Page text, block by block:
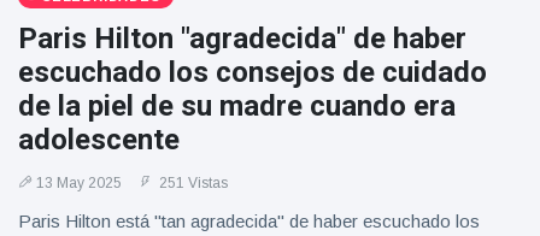
Geburtstag
und tanzt
zu
Mariachi-
Band
Vistas
Paris Hilton "agradecida" de haber
escuchado los consejos de cuidado
de la piel de su madre cuando era
adolescente
13 May 2025 251 Vistas
Paris Hilton está "tan agradecida" de haber escuchado los